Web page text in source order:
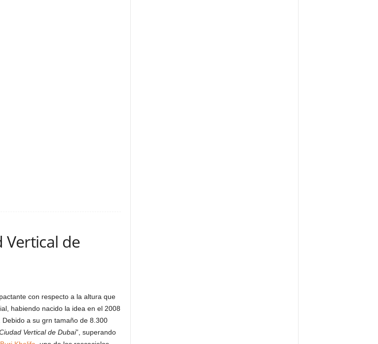
Vertical de
con respecto a la altura que
habiendo nacido la idea en el 2008
Debido a su grn tamaño de 8.300
Vertical de Dubai”, superando